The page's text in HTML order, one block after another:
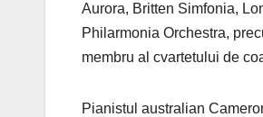
Aurora, Britten Simfonia,
Philarmonia Orchestra,
membru al cvartetului de
Pianistul australian